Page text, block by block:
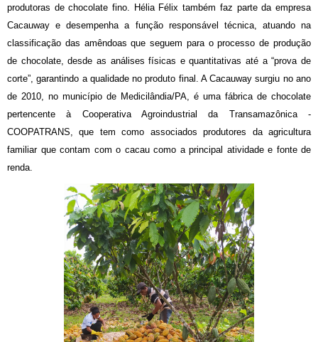
produtoras de chocolate fino. Hélia Félix também faz parte da empresa
Cacauway e desempenha a função responsável técnica, atuando na
classificação das amêndoas que seguem para o processo de produção
de chocolate, desde as análises físicas e quantitativas até a “prova de
corte”, garantindo a qualidade no produto final. A Cacauway surgiu no ano
de 2010, no município de Medicilândia/PA, é uma fábrica de chocolate
pertencente à Cooperativa Agroindustrial da Transamazônica -
COOPATRANS, que tem como associados produtores da agricultura
familiar que contam com o cacau como a principal atividade e fonte de
renda.